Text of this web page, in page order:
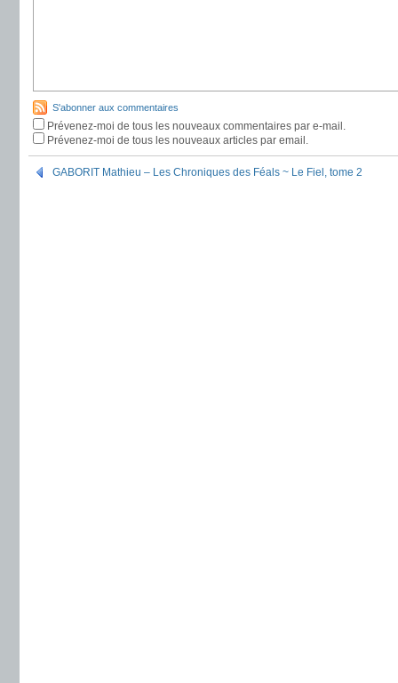
S'abonner aux commentaires
Prévenez-moi de tous les nouveaux commentaires par e-mail.
Prévenez-moi de tous les nouveaux articles par email.
GABORIT Mathieu – Les Chroniques des Féals ~ Le Fiel, tome 2